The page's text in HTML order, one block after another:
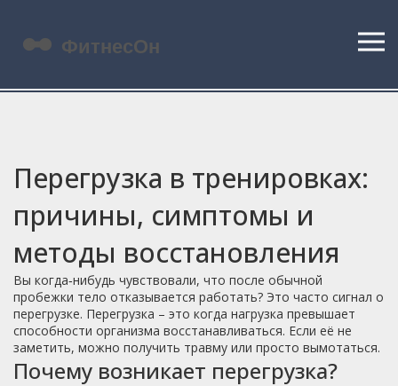
Перегрузка в тренировках:
причины, симптомы и
методы восстановления
Вы когда‑нибудь чувствовали, что после обычной
пробежки тело отказывается работать? Это часто сигнал о
перегрузке. Перегрузка – это когда нагрузка превышает
способности организма восстанавливаться. Если её не
заметить, можно получить травму или просто вымотаться.
Почему возникает перегрузка?